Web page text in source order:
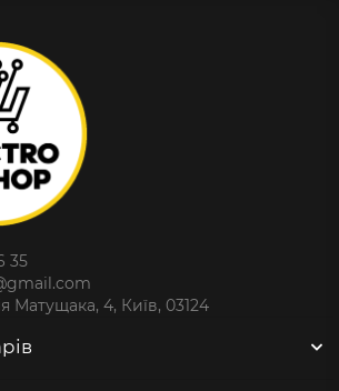
35
Матущака, 4, Київ, 03124